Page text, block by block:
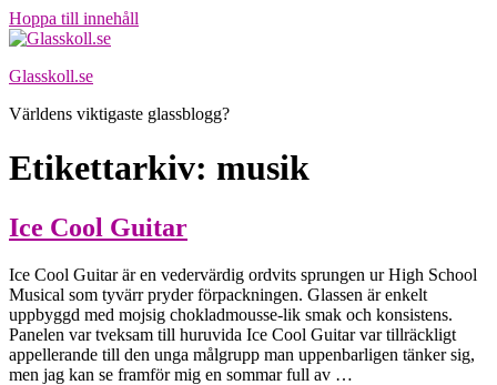
Hoppa till innehåll
Glasskoll.se
Världens viktigaste glassblogg?
Etikettarkiv: musik
Ice Cool Guitar
Ice Cool Guitar är en vedervärdig ordvits sprungen ur High School
Musical som tyvärr pryder förpackningen. Glassen är enkelt
uppbyggd med mojsig chokladmousse-lik smak och konsistens.
Panelen var tveksam till huruvida Ice Cool Guitar var tillräckligt
appellerande till den unga målgrupp man uppenbarligen tänker sig,
men jag kan se framför mig en sommar full av …